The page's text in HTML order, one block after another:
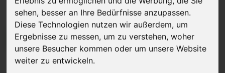
sehen, besser an Ihre Bedürfnisse anzupassen.
Diese Technologien nutzen wir außerdem, um
Ergebnisse zu messen, um zu verstehen, woher
unsere Besucher kommen oder um unsere Website
weiter zu entwickeln.
JETZT KOSTENLOSE BEWERTUNG
Kostenloses Angebotfür den Ankauf Ihres Autos inklusive der